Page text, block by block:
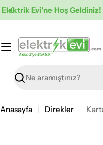
İçeriğe
Elektrik Evi'ne Hoş Geldiniz!
Ara
Anasayfa Direkler